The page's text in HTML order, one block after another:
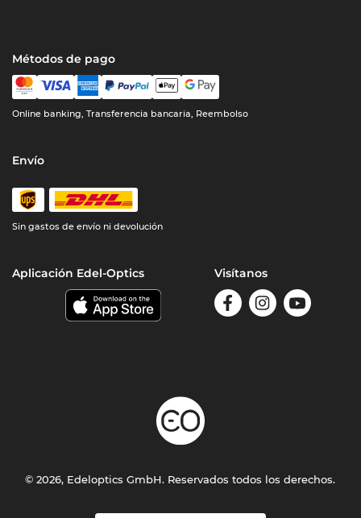
Métodos de pago
Online banking, Transferencia bancaria, Reembolso
Envío
Sin gastos de envío ni devolución
Aplicación Edel-Optics Visítanos
© 2026, Edeloptics GmbH. Reservados todos los derechos.